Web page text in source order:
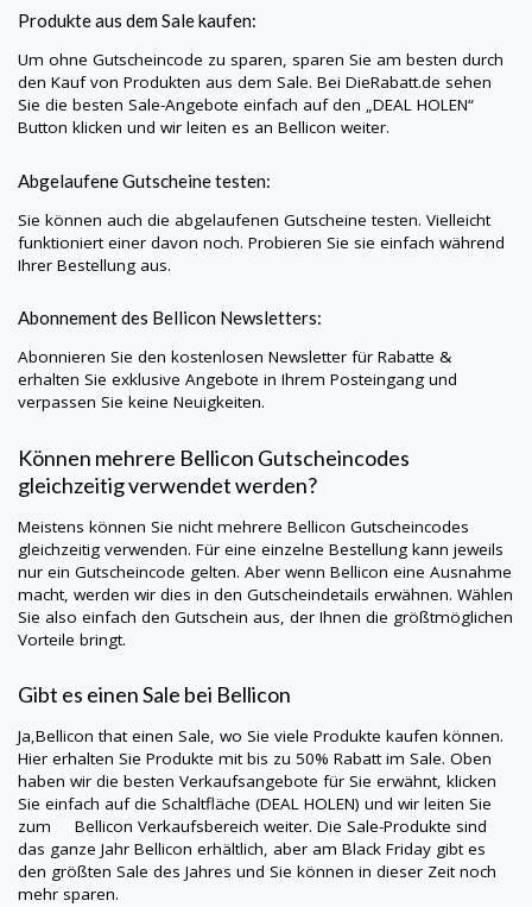
Produkte aus dem Sale kaufen:
Um ohne Gutscheincode zu sparen, sparen Sie am besten durch
den Kauf von Produkten aus dem Sale. Bei DieRabatt.de sehen
Sie die besten Sale-Angebote einfach auf den „DEAL HOLEN“
Button klicken und wir leiten es an Bellicon weiter.
Abgelaufene Gutscheine testen:
Sie können auch die abgelaufenen Gutscheine testen. Vielleicht
funktioniert einer davon noch. Probieren Sie sie einfach während
Ihrer Bestellung aus.
Abonnement des Bellicon Newsletters:
Abonnieren Sie den kostenlosen Newsletter für Rabatte &
erhalten Sie exklusive Angebote in Ihrem Posteingang und
verpassen Sie keine Neuigkeiten.
Können mehrere Bellicon Gutscheincodes
gleichzeitig verwendet werden?
Meistens können Sie nicht mehrere Bellicon Gutscheincodes
gleichzeitig verwenden. Für eine einzelne Bestellung kann jeweils
nur ein Gutscheincode gelten. Aber wenn Bellicon eine Ausnahme
macht, werden wir dies in den Gutscheindetails erwähnen. Wählen
Sie also einfach den Gutschein aus, der Ihnen die größtmöglichen
Vorteile bringt.
Gibt es einen Sale bei Bellicon
Ja,Bellicon that einen Sale, wo Sie viele Produkte kaufen können.
Hier erhalten Sie Produkte mit bis zu 50% Rabatt im Sale. Oben
haben wir die besten Verkaufsangebote für Sie erwähnt, klicken
Sie einfach auf die Schaltfläche (DEAL HOLEN) und wir leiten Sie
zum Bellicon Verkaufsbereich weiter. Die Sale-Produkte sind
das ganze Jahr Bellicon erhältlich, aber am Black Friday gibt es
den größten Sale des Jahres und Sie können in dieser Zeit noch
mehr sparen.